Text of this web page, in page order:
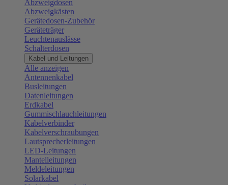
Abzweigdosen
Abzweigkästen
Gerätedosen-Zubehör
Geräteträger
Leuchtenauslässe
Schalterdosen
Kabel und Leitungen
Alle anzeigen
Antennenkabel
Busleitungen
Datenleitungen
Erdkabel
Gummischlauchleitungen
Kabelverbinder
Kabelverschraubungen
Lautsprecherleitungen
LED-Leitungen
Mantelleitungen
Meldeleitungen
Solarkabel